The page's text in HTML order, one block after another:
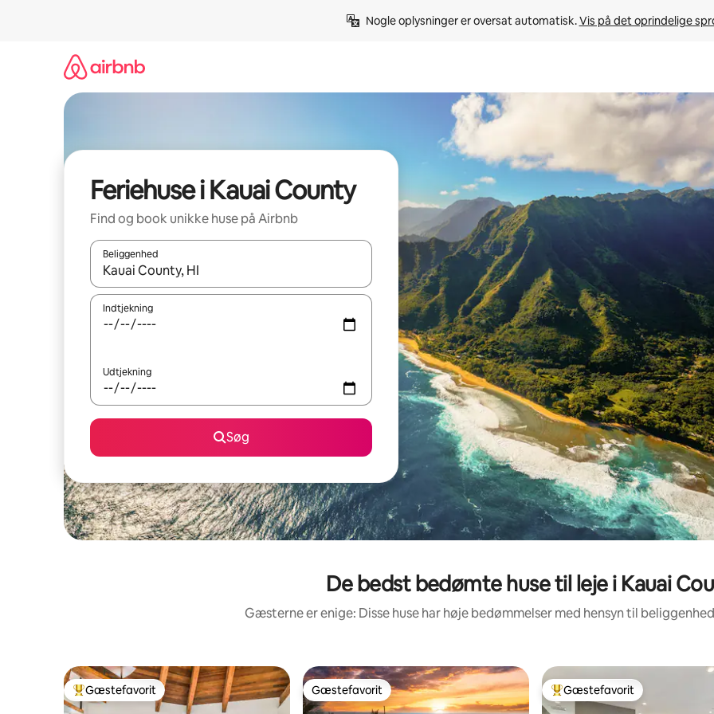
Nogle oplysninger er oversat automatisk. Vis på det oprindelige
Feriehuse i Kauai County
Find og book unikke huse på Airbnb
Beliggenhed
Når resultaterne er tilgængelige, skal du navigere med piletasterne op og ned eller se mere ved at trykke eller stryge.
Indtjekning
Udtjekning
Søg
De bedst bedømte huse til leje i Kauai
Gæsterne er enige: Disse huse har høje bedømmelser med hensyn til
Bedste gæstefavorit
Gæstefavorit Gæstefavorit
Gæstefavorit Bedste gæstefavorit
Gæstefavorit